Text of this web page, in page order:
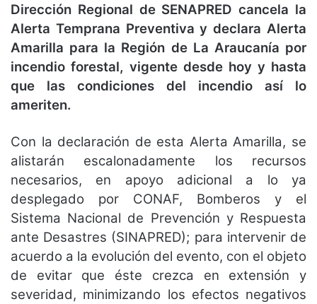
Dirección Regional de SENAPRED cancela la
Alerta Temprana Preventiva y declara Alerta
Amarilla para la Región de La Araucanía por
incendio forestal, vigente desde hoy y hasta
que las condiciones del incendio así lo
ameriten.
Con la declaración de esta Alerta Amarilla, se
alistarán escalonadamente los recursos
necesarios, en apoyo adicional a lo ya
desplegado por CONAF, Bomberos y el
Sistema Nacional de Prevención y Respuesta
ante Desastres (SINAPRED); para intervenir de
acuerdo a la evolución del evento, con el objeto
de evitar que éste crezca en extensión y
severidad, minimizando los efectos negativos